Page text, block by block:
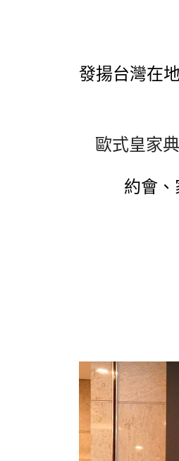
發揚台灣在
歐式皇家
約會